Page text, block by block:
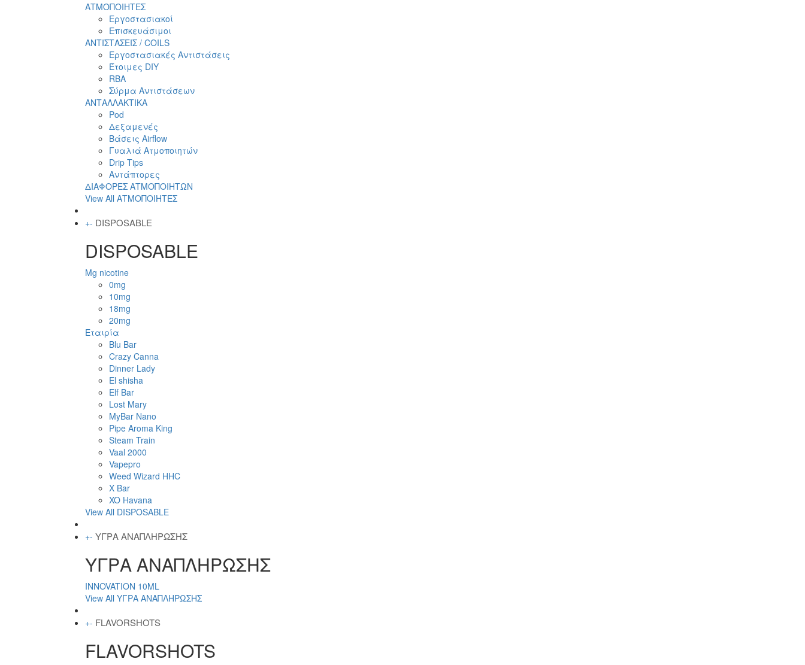
ΑΤΜΟΠΟΙΗΤΕΣ
Εργοστασιακοί
Επισκευάσιμοι
ΑΝΤΙΣΤΑΣΕΙΣ / COILS
Εργοστασιακές Αντιστάσεις
Έτοιμες DIY
RBA
Σύρμα Αντιστάσεων
ΑΝΤΑΛΛΑΚΤΙΚΑ
Pod
Δεξαμενές
Βάσεις Airflow
Γυαλιά Ατμοποιητών
Drip Tips
Αντάπτορες
ΔΙΑΦΟΡΕΣ ΑΤΜΟΠΟΙΗΤΩΝ
View All ΑΤΜΟΠΟΙΗΤΕΣ
+- DISPOSABLE
DISPOSABLE
Mg nicotine
0mg
10mg
18mg
20mg
Εταιρία
Blu Bar
Crazy Canna
Dinner Lady
El shisha
Elf Bar
Lost Mary
MyBar Nano
Pipe Aroma King
Steam Train
Vaal 2000
Vapepro
Weed Wizard HHC
X Bar
XO Havana
View All DISPOSABLE
+- ΥΓΡΑ ΑΝΑΠΛΗΡΩΣΗΣ
ΥΓΡΑ ΑΝΑΠΛΗΡΩΣΗΣ
INNOVATION 10ML
View All ΥΓΡΑ ΑΝΑΠΛΗΡΩΣΗΣ
+- FLAVORSHOTS
FLAVORSHOTS